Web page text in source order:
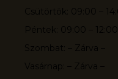
Csütörtök: 09:00 –
Péntek: 09:00 – 12:00
Szombat: – Zárva –
Vasárnap: – Zárva –